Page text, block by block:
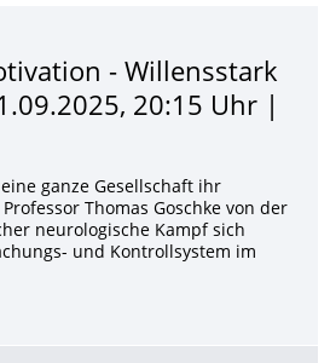
- Willensstark
20:15 Uhr |
ganze Gesellschaft ihr
Thomas Goschke von der
neurologische Kampf sich
und Kontrollsystem im